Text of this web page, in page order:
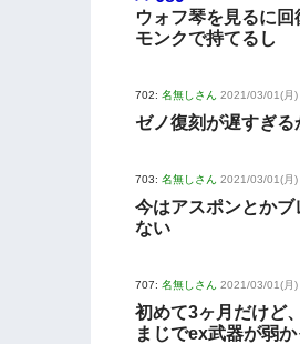
ウォフ琴を見るに
モンクで持てるし
702: 名無しさん 2021/03/01(月
ゼノ復刻が遅すぎ
703: 名無しさん 2021/03/01(月
今はアスポンとか
ない
707: 名無しさん 2021/03/01(月
初めて3ヶ月だけど
まじでex武器が弱か